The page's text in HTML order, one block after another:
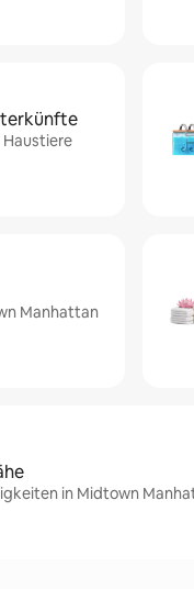
Haustiere
Manhattan
in Midtown